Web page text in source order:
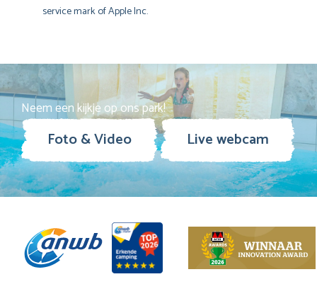
service mark of Apple Inc.
Neem een kijkje op ons park!
Foto & Video Live webcam